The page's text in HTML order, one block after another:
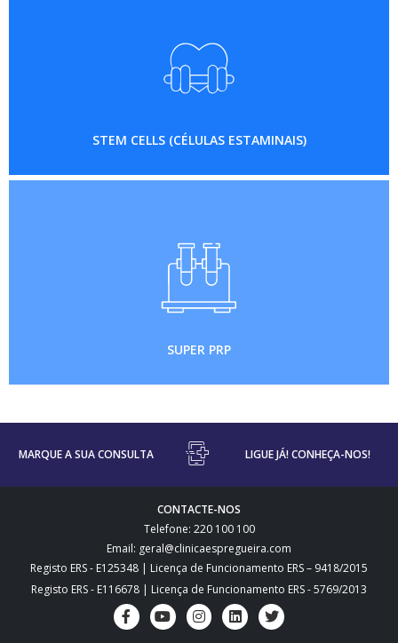
STEM CELLS (CÉLULAS ESTAMINAIS)
SUPER PRP
MARQUE A SUA CONSULTA LIGUE JÁ! CONHEÇA-NOS!
CONTACTE-NOS
Telefone: 220 100 100
Email: geral@clinicaespregueira.com
Registo ERS - E125348 | Licença de Funcionamento ERS – 9418/2015
Registo ERS - E116678 | Licença de Funcionamento ERS - 5769/2013